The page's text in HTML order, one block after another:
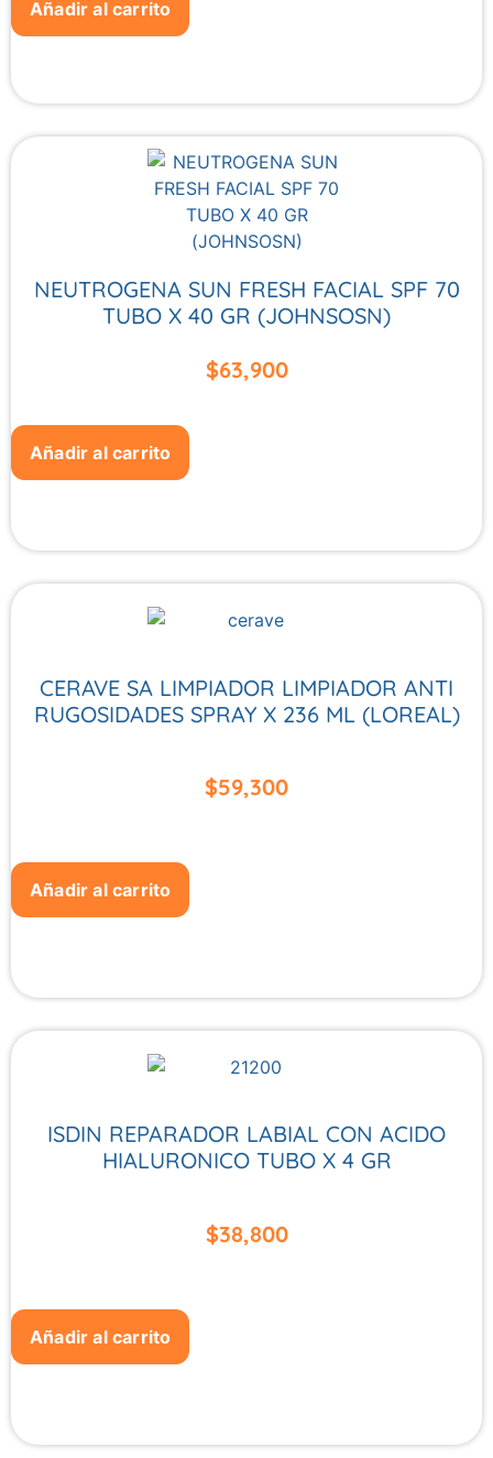
Añadir al carrito
NEUTROGENA SUN FRESH FACIAL SPF 70
TUBO X 40 GR (JOHNSOSN)
$63,900
Añadir al carrito
CERAVE SA LIMPIADOR LIMPIADOR ANTI
RUGOSIDADES SPRAY X 236 ML (LOREAL)
$59,300
Añadir al carrito
ISDIN REPARADOR LABIAL CON ACIDO
HIALURONICO TUBO X 4 GR
$38,800
Añadir al carrito